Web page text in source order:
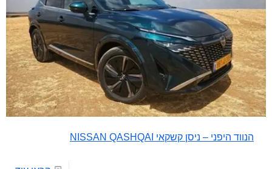
הנווד היפני – ניסן קשקאי NISSAN QASHQAI